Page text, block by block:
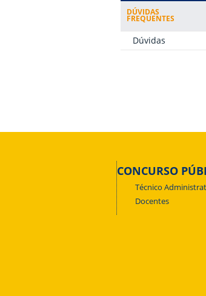
DÚVIDAS
FREQUENTES
Dúvidas
CONCURSO
Técnico
Docentes